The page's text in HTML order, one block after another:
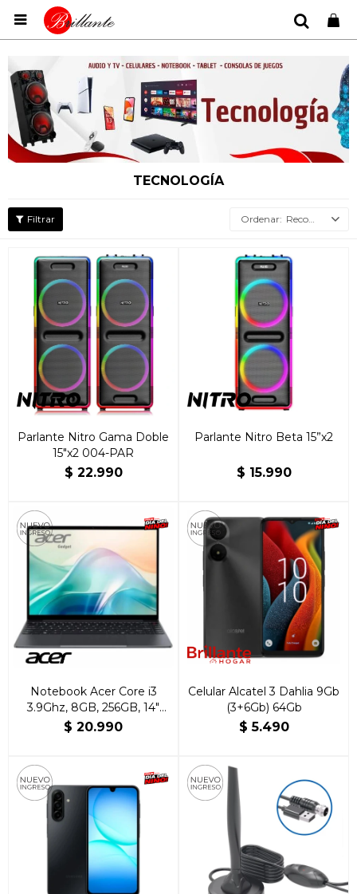

TECNOLOGÍA
Recomendados
Parlante Nitro Gama Doble
15"x2 004-PAR
$ 22.990
Parlante Nitro Beta 15”x2
$ 15.990
Notebook Acer Core i3
3.9Ghz, 8GB, 256GB, 14"
FHD, Español
$ 20.990
Celular Alcatel 3 Dahlia 9Gb
(3+6Gb) 64Gb
$ 5.490